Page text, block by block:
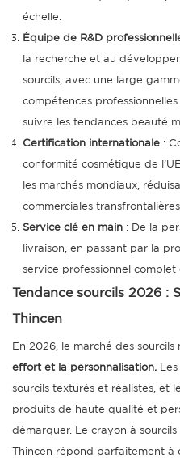
échelle.
Équipe de R&D
la recherche et au
sourcils, avec une large
compétences
suivre les tendances beauté
Certification internationale :
conformité cosmétique de
les marchés mondiaux,
commerciales
Service clé en main : De la
livraison, en passant par la
service professionnel
Tendance sourcils 2026 :
Thincen
En 2026, le marché des sourcils
effort et la personnalisation.
sourcils texturés et réalistes, et
produits de haute qualité et
démarquer. Le crayon à
Thincen répond parfaitement